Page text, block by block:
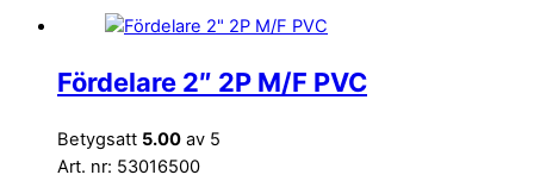
Fördelare 2″ 2P M/F PVC
Betygsatt 5.00 av 5
Art. nr: 53016500